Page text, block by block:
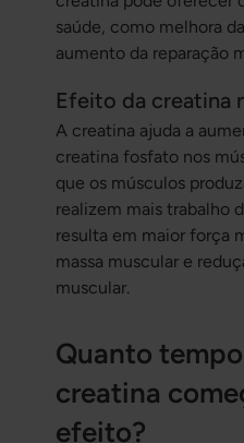
saúde, como melhora
aumento da reparação
Efeito da creatina
A creatina ajuda a
creatina fosfato nos
que os músculos
realizem mais trabalho
resulta em maior força
massa muscular e
muscular.
Quanto
creatina
efeito?